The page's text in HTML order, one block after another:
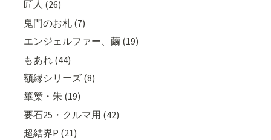
匠人 (26)
鬼門のお札 (7)
エンジェルファー、繭 (19)
もあれ (44)
額縁シリーズ (8)
篳篥・朱 (19)
要石25・クルマ用 (42)
超結界P (21)